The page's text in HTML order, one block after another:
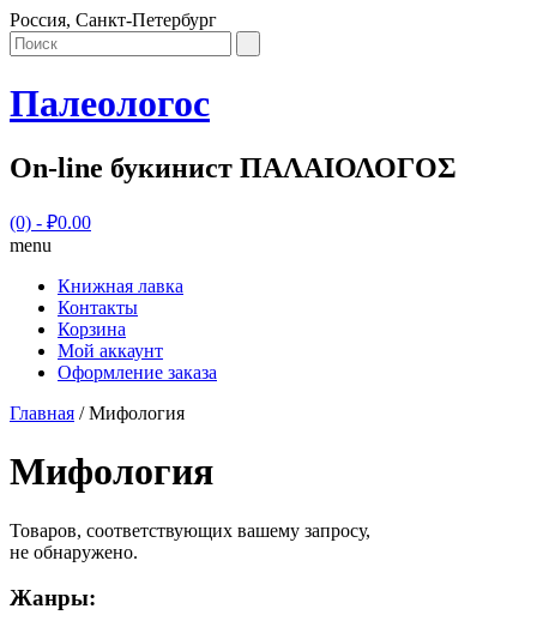
Россия, Санкт-Петербург
Палеологос
On-line букинист ΠΑΛΑΙΟΛΟΓΟΣ
(0) - ₽0.00
menu
Книжная лавка
Контакты
Корзина
Мой аккаунт
Оформление заказа
Главная / Мифология
Мифология
Товаров, соответствующих вашему запросу,
не обнаружено.
Жанры: